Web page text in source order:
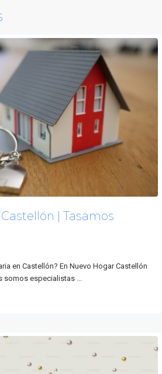
| Tasamos
en Castellón? En Nuevo Hogar Castellón
somos especialistas ...